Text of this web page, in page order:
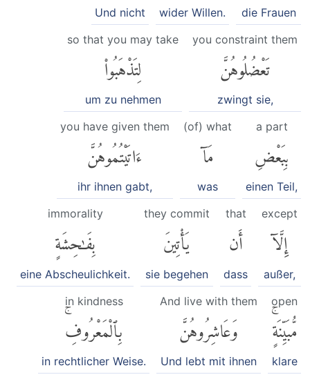
die Frauen
wider Willen.
Und nicht
you constraint them
تَعْضُلُوهُنَّ
zwingt sie,
so that you may take
لِتَذْهَبُوا۟
um zu nehmen
a part
بِبَعْضِ
einen Teil,
(of) what
مَآ
was
you have given them
ءَاتَيْتُمُوهُنَّ
ihr ihnen gabt,
except
إِلَّآ
außer,
that
أَن
dass
they commit
يَأْتِينَ
sie begehen
immorality
بِفَٰحِشَةٍ
eine Abscheulichkeit.
open
مُّبَيِّنَةٍۚ
klare
And live with them
وَعَاشِرُوهُنَّ
Und lebt mit ihnen
in kindness
بِٱلْمَعْرُوفِۚ
in rechtlicher Weise.